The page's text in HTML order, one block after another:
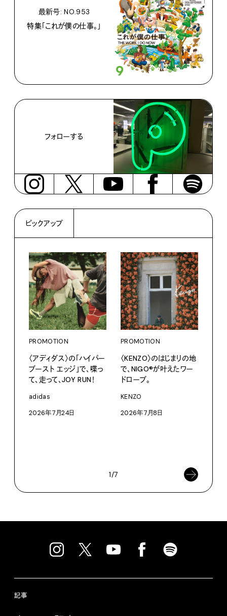
最新号: NO.953
特集「これが僕の仕事。」
フォローする
ピックアップ
PROMOTION
〈アディダス〉の「ハイパー
ブースト エッジ」で、喋っ
て、走って、JOY RUN！
adidas
2026年7月24日
PROMOTION
〈KENZO〉のはじまりの地
で、NIGO®が叶えたワー
ドローブ。
KENZO
2026年7月8日
1/7
記事